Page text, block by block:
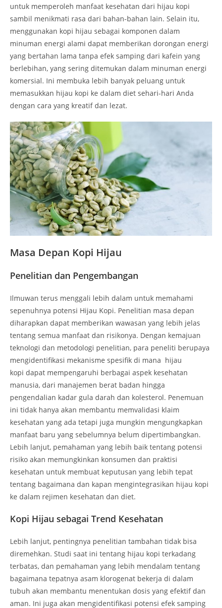
untuk memperoleh manfaat kesehatan dari hijau kopi
sambil menikmati rasa dari bahan-bahan lain. Selain itu,
menggunakan kopi hijau sebagai komponen dalam
minuman energi alami dapat memberikan dorongan energi
yang bertahan lama tanpa efek samping dari kafein yang
berlebihan, yang sering ditemukan dalam minuman energi
komersial. Ini membuka lebih banyak peluang untuk
memasukkan hijau kopi ke dalam diet sehari-hari Anda
dengan cara yang kreatif dan lezat.
Masa Depan Kopi Hijau
Penelitian dan Pengembangan
Ilmuwan terus menggali lebih dalam untuk memahami
sepenuhnya potensi Hijau Kopi. Penelitian masa depan
diharapkan dapat memberikan wawasan yang lebih jelas
tentang semua manfaat dan risikonya. Dengan kemajuan
teknologi dan metodologi penelitian, para peneliti berupaya
mengidentifikasi mekanisme spesifik di mana hijau
kopi dapat mempengaruhi berbagai aspek kesehatan
manusia, dari manajemen berat badan hingga
pengendalian kadar gula darah dan kolesterol. Penemuan
ini tidak hanya akan membantu memvalidasi klaim
kesehatan yang ada tetapi juga mungkin mengungkapkan
manfaat baru yang sebelumnya belum dipertimbangkan.
Lebih lanjut, pemahaman yang lebih baik tentang potensi
risiko akan memungkinkan konsumen dan praktisi
kesehatan untuk membuat keputusan yang lebih tepat
tentang bagaimana dan kapan mengintegrasikan hijau kopi
ke dalam rejimen kesehatan dan diet.
Kopi Hijau sebagai Trend Kesehatan
Lebih lanjut, pentingnya penelitian tambahan tidak bisa
diremehkan. Studi saat ini tentang hijau kopi terkadang
terbatas, dan pemahaman yang lebih mendalam tentang
bagaimana tepatnya asam klorogenat bekerja di dalam
tubuh akan membantu menentukan dosis yang efektif dan
aman. Ini juga akan mengidentifikasi potensi efek samping